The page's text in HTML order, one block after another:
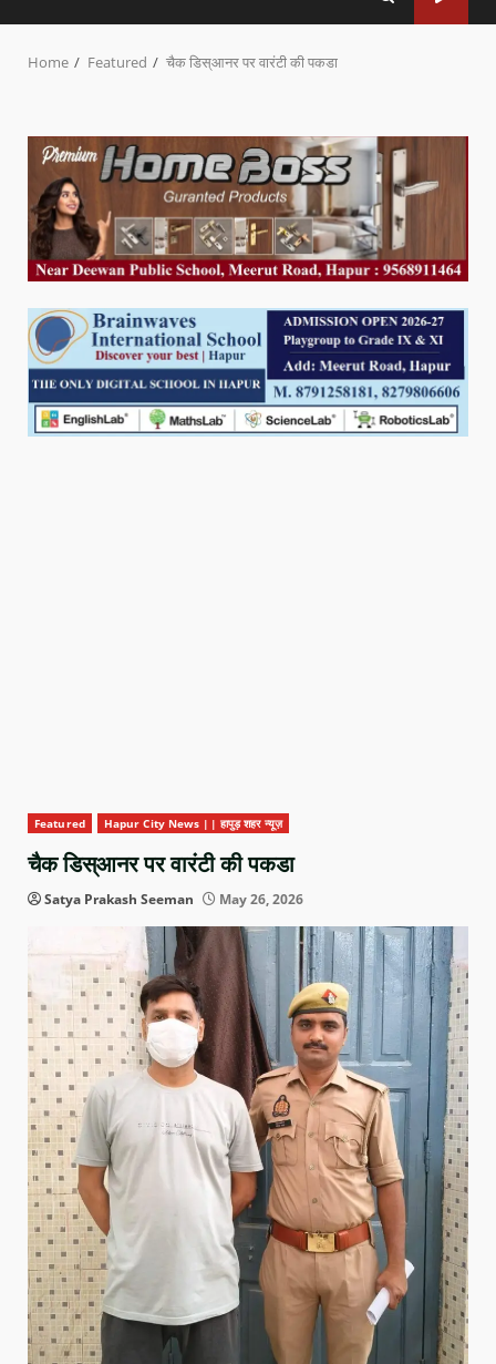
Home Featured चैक डिस्आनर पर वारंटी की पकडा
Featured Hapur City News || हापुड़ शहर न्यूज़
चैक डिस्आनर पर वारंटी की पकडा
Satya Prakash Seeman May 26, 2026